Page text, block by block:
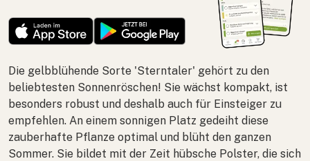
Die gelbblühende Sorte 'Sterntaler' gehört zu den
beliebtesten Sonnenröschen! Sie wächst kompakt, ist
besonders robust und deshalb auch für Einsteiger zu
empfehlen. An einem sonnigen Platz gedeiht diese
zauberhafte Pflanze optimal und blüht den ganzen
Sommer. Sie bildet mit der Zeit hübsche Polster, die sich